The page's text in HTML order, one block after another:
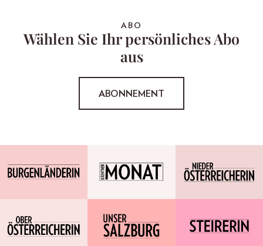
ABO
Wählen Sie Ihr persönliches Abo
aus
ABONNEMENT